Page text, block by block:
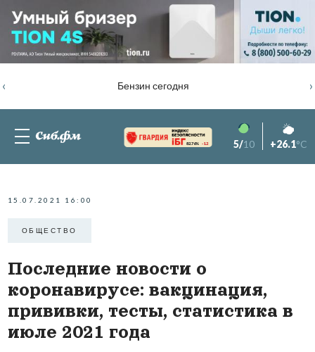
Бензин сегодня
‹ ›
82.76% -1.2 5/10 +26.1°C
15.07.2021 16:00
ОБЩЕСТВО
Последние новости о
коронавирусе: вакцинация,
прививки, тесты, статистика в
июле 2021 года